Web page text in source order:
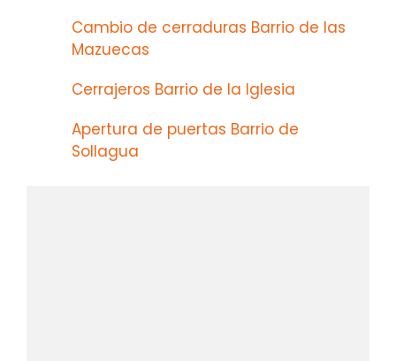
Cambio de cerraduras Barrio de las
Mazuecas
Cerrajeros Barrio de la Iglesia
Apertura de puertas Barrio de
Sollagua